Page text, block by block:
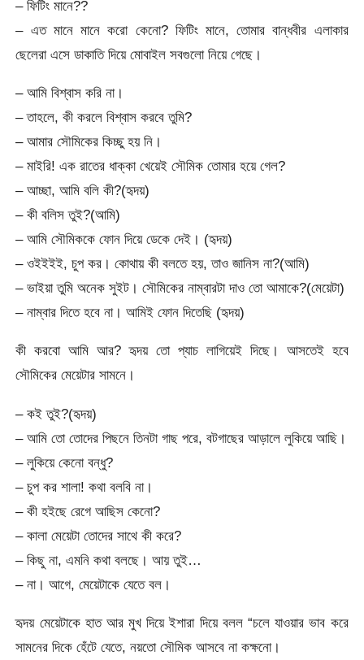
– ফিটিং মানে??
– এত মানে মানে করো কেনো? ফিটিং মানে, তোমার বান্ধবীর এলাকার
ছেলেরা এসে ডাকাতি দিয়ে মোবাইল সবগুলো নিয়ে গেছে।
– আমি বিশ্বাস করি না।
– তাহলে, কী করলে বিশ্বাস করবে তুমি?
– আমার সৌমিকের কিচ্ছু হয় নি।
– মাইরি! এক রাতের ধাক্কা খেয়েই সৌমিক তোমার হয়ে গেল?
– আচ্ছা, আমি বলি কী?(হৃদয়)
– কী বলিস তুই?(আমি)
– আমি সৌমিককে ফোন দিয়ে ডেকে দেই। (হৃদয়)
– ওইইইই, চুপ কর। কোথায় কী বলতে হয়, তাও জানিস না?(আমি)
– ভাইয়া তুমি অনেক সুইট। সৌমিকের নাম্বারটা দাও তো আমাকে?(মেয়েটা)
– নাম্বার দিতে হবে না। আমিই ফোন দিতেছি (হৃদয়)
কী করবো আমি আর? হৃদয় তো প্যাচ লাগিয়েই দিছে। আসতেই হবে
সৌমিকের মেয়েটার সামনে।
– কই তুই?(হৃদয়)
– আমি তো তোদের পিছনে তিনটা গাছ পরে, বটগাছের আড়ালে লুকিয়ে আছি।
– লুকিয়ে কেনো বন্ধু?
– চুপ কর শালা! কথা বলবি না।
– কী হইছে রেগে আছিস কেনো?
– কালা মেয়েটা তোদের সাথে কী করে?
– কিছু না, এমনি কথা বলছে। আয় তুই…
– না। আগে, মেয়েটাকে যেতে বল।
হৃদয় মেয়েটাকে হাত আর মুখ দিয়ে ইশারা দিয়ে বলল “চলে যাওয়ার ভাব করে
সামনের দিকে হেঁটে যেতে, নয়তো সৌমিক আসবে না কক্ষনো।